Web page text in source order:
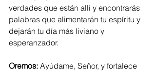
verdades que están allí y encontrarás
palabras que alimentarán tu espíritu y
dejarán tu día más liviano y
esperanzador.
Oremos: Ayúdame, Señor, y fortalece